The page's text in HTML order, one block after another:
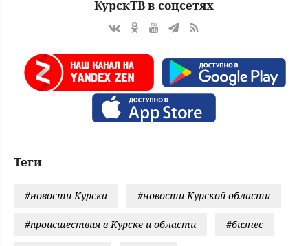
КурскТВ в соцсетях
Теги
#новости Курска #новости Курской области
#происшествия в Курске и области #бизнес